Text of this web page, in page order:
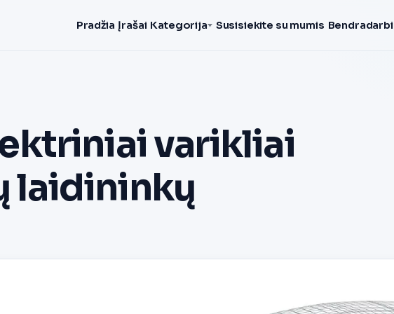
Pradžia Įrašai Kategorija Susisiekite su mumis
varikliai
laidininkų